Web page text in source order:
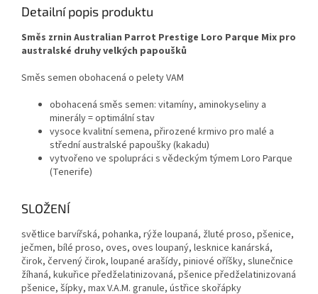
Detailní popis produktu
Směs zrnin Australian Parrot Prestige Loro Parque Mix pro
australské druhy velkých papoušků
Směs semen obohacená o pelety VAM
obohacená směs semen: vitamíny, aminokyseliny a
minerály = optimální stav
vysoce kvalitní semena, přirozené krmivo pro malé a
střední australské papoušky (kakadu)
vytvořeno ve spolupráci s vědeckým týmem Loro Parque
(Tenerife)
SLOŽENÍ
světlice barvířská, pohanka, rýže loupaná, žluté proso, pšenice,
ječmen, bílé proso, oves, oves loupaný, lesknice kanárská,
čirok, červený čirok, loupané arašídy, piniové oříšky, slunečnice
žíhaná, kukuřice předželatinizovaná, pšenice předželatinizovaná
pšenice, šípky, max V.A.M. granule, ústřice skořápky